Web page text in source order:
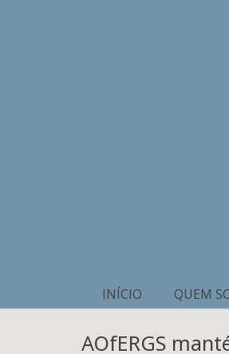
INÍCIO QUEM
AOfERGS